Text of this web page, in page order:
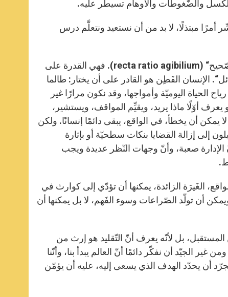
والضّغوطات والأوهام تسيطر عليه.
أمرًا مبتذلًا، لا بد من أن نستعيد ونتعلَّم درس
القدّيس توما، على خطى أرسطو، سمَّى فضيلة الفطنة ”نظام العمل الصّحيح“ (recta ratio agibilium). فهي القدرة على
الإنسان الفَطِن هو القادر على أن يختار: طالما
الحياة اليوميّة وأمواجها، وقد نكون مرارًا غير
أوّلًا ماذا يريد، ويقيِّم المواقف، ويستشير،
يمكن أن يخطأ، في الواقع، يبقى دائمًا إنسانًا. ولكن
إلى إزالة القضايا بنكات سطحيّة أو بإثارة
صعبة، وأنّ وجهات النّظر عديدة ويجب
الغَيرَة الزائدة، يمكنها أن تؤدّي إلى كوارث في
أن تولّد الصّراعات وسوء الفَهم، لا بل يمكنها أن
بل لأنّه يعرف أنّ التّقليد هو إرث من
الجيّد أن نفكّر دائمًا أنّ العالم يبدأ بنا، وأنّنا
أن يحدّد الهدف الذي يسعى إليه، عليه أن يؤمّن